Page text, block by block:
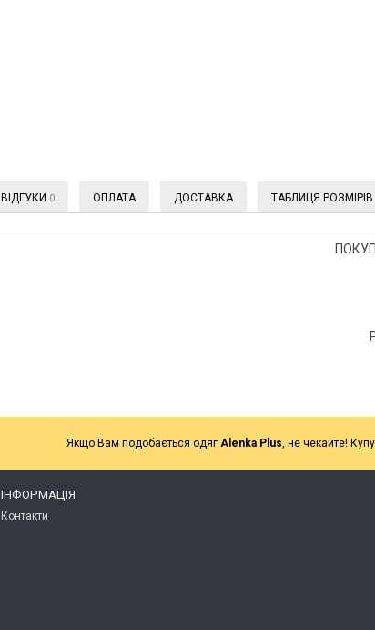
ВІДГУКИ 0 ОПЛАТА ДОСТАВКА ТАБЛИЦЯ РОЗМІРІВ
Якщо Вам подобається одяг Alenka Plus, не чекайте!
ІНФОРМАЦІЯ
Контакти